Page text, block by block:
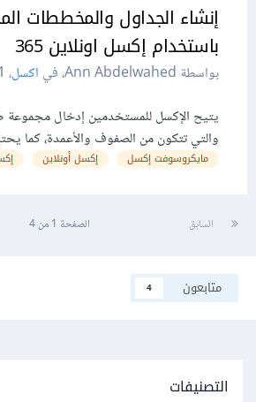
إنشاء الجداول والمخططات
باستخدام إكسل اونلاين 365
بواسطة Ann Abdelwahed، في اكسل، 1
يتيح الإكسل للمستخدمين إدخال مجموعة
والتي تتكون من الصفوف والأعمدة، كما
مايكروسوفت إكسل إكسل أونلاين
السابق الصفحة 1 من 4
متابعون 4
التصنيفات